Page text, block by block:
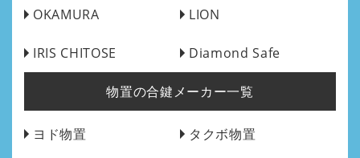
OKAMURA LION
IRIS CHITOSE Diamond Safe
物置の合鍵メーカー一覧
ヨド物置 タクボ物置